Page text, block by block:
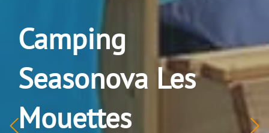
Camping
Seasonova Les
Mouettes